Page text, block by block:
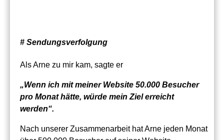
# Sendungsverfolgung
Als Arne zu mir kam, sagte er
„Wenn ich mit meiner Website 50.000 Besucher
pro Monat hätte, würde mein Ziel erreicht
werden“.
Nach unserer Zusammenarbeit hat Arne jeden Monat